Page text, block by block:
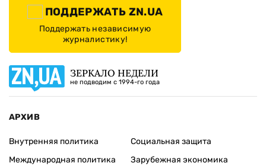
ПОДДЕРЖАТЬ ZN.UA
Поддержать независимую
журналистику!
ЗЕРКАЛО НЕДЕЛИ
не подводим с 1994-го года
АРХИВ
Внутренняя политика
Международная политика
Социальная защита
Зарубежная экономика